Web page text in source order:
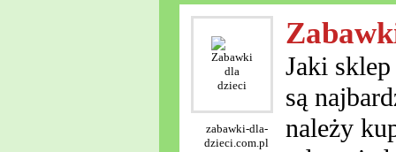
zabawki-dla-
dzieci.com.pl
Jaki
są
należy